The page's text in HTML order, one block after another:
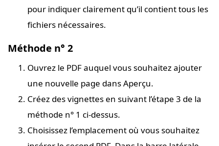
pour indiquer clairement qu’il contient tous les
fichiers nécessaires.
Méthode n° 2
Ouvrez le PDF auquel vous souhaitez ajouter
une nouvelle page dans Aperçu.
Créez des vignettes en suivant l’étape 3 de la
méthode n° 1 ci-dessus.
Choisissez l’emplacement où vous souhaitez